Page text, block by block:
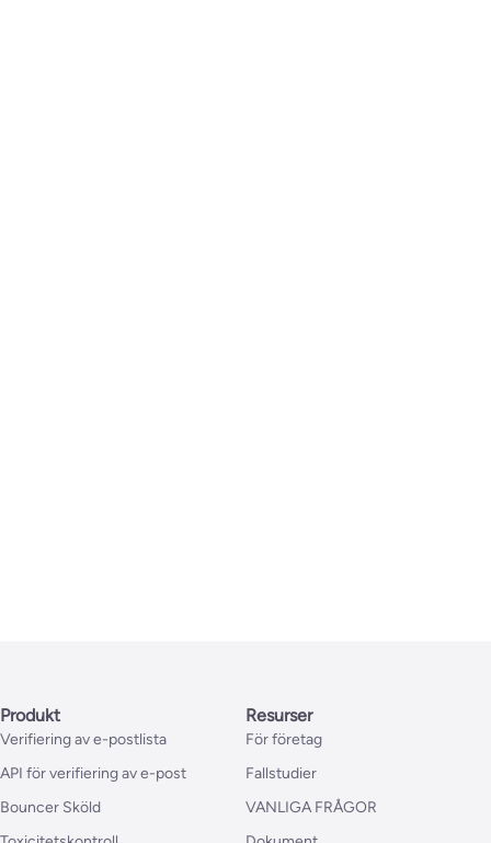
Produkt
Verifiering av e-postlista
API för verifiering av e-post
Bouncer Sköld
Resurser
För företag
Fallstudier
VANLIGA FRÅGOR